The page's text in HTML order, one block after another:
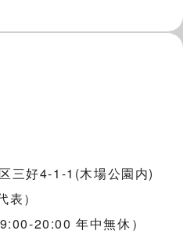
三好4-1-1(木場公園内)
）
20:00 年中無休）